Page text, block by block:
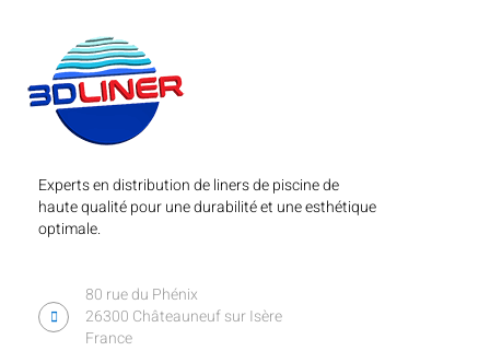
Experts en distribution de liners de piscine de
haute qualité pour une durabilité et une esthétique
optimale.
80 rue du Phénix
26300 Châteauneuf sur Isère
France